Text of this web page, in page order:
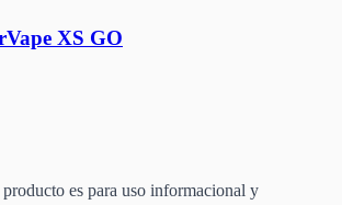
XS GO
es para uso informacional y